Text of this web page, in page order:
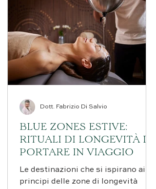
straordinaria di frutti che la natura
offre proprio nel momento in cui ne
abbiamo maggiormente bisogno.
Questi doni della terra non sono
semplici alimenti: rappresentano
veri e propri alleati per contrastare
la perdita di liquidi, reintegrare mi
BLUE ZONES ESTIVE:
RITUALI DI LONGEVITÀ DA
PORTARE IN VIAGGIO
Le destinazioni che si ispirano ai
principi delle zone di longevità
Dott. Fabrizio Di Salvio